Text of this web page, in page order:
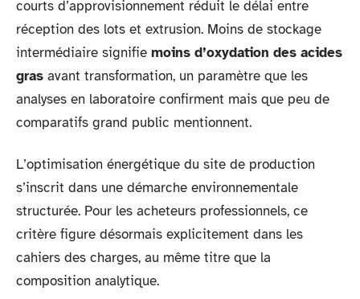
courts d’approvisionnement réduit le délai entre
réception des lots et extrusion. Moins de stockage
intermédiaire signifie moins d’oxydation des acides
gras avant transformation, un paramètre que les
analyses en laboratoire confirment mais que peu de
comparatifs grand public mentionnent.
L’optimisation énergétique du site de production
s’inscrit dans une démarche environnementale
structurée. Pour les acheteurs professionnels, ce
critère figure désormais explicitement dans les
cahiers des charges, au même titre que la
composition analytique.